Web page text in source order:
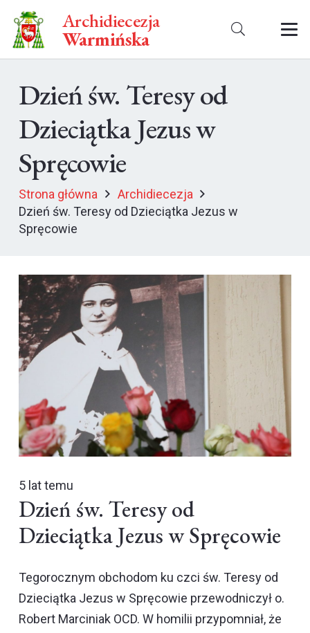
Archidiecezja
Warmińska
Dzień św. Teresy od
Dzieciątka Jezus w
Spręcowie
Strona główna
Archidiecezja
Dzień św. Teresy od Dzieciątka Jezus w
Spręcowie
5 lat temu
Dzień św. Teresy od
Dzieciątka Jezus w Spręcowie
Tegorocznym obchodom ku czci św. Teresy od
Dzieciątka Jezus w Spręcowie przewodniczył o.
Robert Marciniak OCD. W homilii przypomniał, że